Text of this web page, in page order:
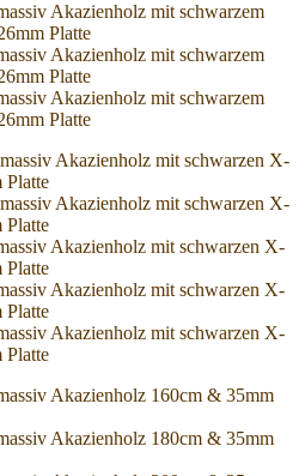
Akazienholz mit schwarzem
Platte
Akazienholz mit schwarzem
Platte
Akazienholz mit schwarzem
Platte
Akazienholz mit schwarzen X-
Platte
Akazienholz mit schwarzen X-
Platte
Akazienholz mit schwarzen X-
Platte
Akazienholz mit schwarzen X-
Platte
Akazienholz mit schwarzen X-
Platte
Akazienholz 160cm & 35mm
Akazienholz 180cm & 35mm